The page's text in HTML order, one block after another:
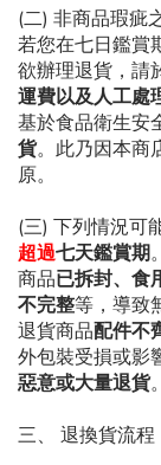
(二) 非商品瑕疵
若您在七日鑑賞
欲辦理退貨，請
運費以及人工處
基於食品衛生安
貨。此乃因本商
原。
(三) 下列情況可
超過七天鑑賞期。
商品已拆封、食
不完整等，導致
退貨商品配件不
外包裝受損或影
惡意或大量退貨。
三、
退換貨流程